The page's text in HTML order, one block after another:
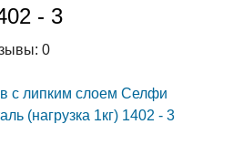
- 3
0